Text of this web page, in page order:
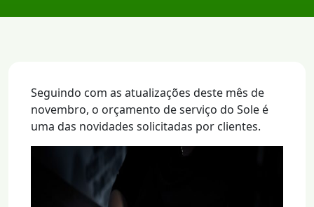
Seguindo com as atualizações deste mês de
novembro, o orçamento de serviço do Sole é
uma das novidades solicitadas por clientes.